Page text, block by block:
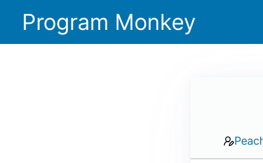
Program Monkey